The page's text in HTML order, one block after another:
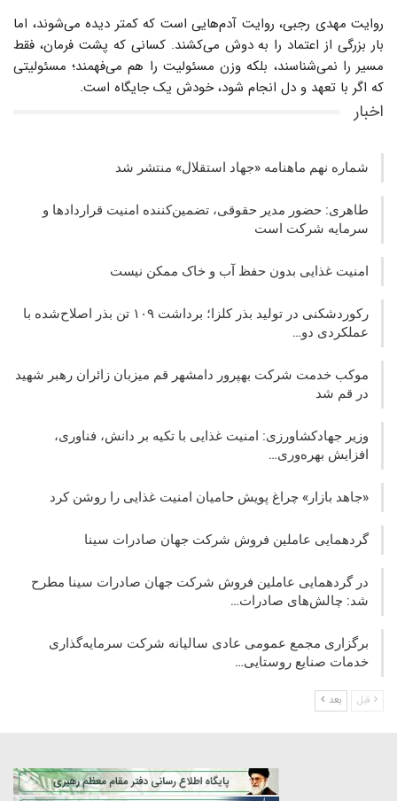
روایت مهدی رجبی، روایت آدم‌هایی است که کمتر دیده می‌شوند، اما
بار بزرگی از اعتماد را به دوش می‌کشند. کسانی که پشت فرمان، فقط
مسیر را نمی‌شناسند، بلکه وزن مسئولیت را هم می‌فهمند؛ مسئولیتی
که اگر با تعهد و دل انجام شود، خودش یک جایگاه است.
اخبار
شماره نهم ماهنامه «جهاد استقلال» منتشر شد
طاهری: حضور مدیر حقوقی، تضمین‌کننده امنیت قراردادها و
سرمایه شرکت‌ است
امنیت غذایی بدون حفظ آب و خاک ممکن نیست
رکوردشکنی در تولید بذر کلزا؛ برداشت ۱۰۹ تن بذر اصلاح‌شده با
عملکردی دو…
موکب خدمت شرکت بهپرور دامشهر قم میزبان زائران رهبر شهید
در قم شد
وزیر جهادکشاورزی: امنیت غذایی با تکیه بر دانش، فناوری،
افزایش بهره‌وری…
«جاهد بازار» چراغ پویش حامیان امنیت غذایی را روشن کرد
گردهمایی عاملین فروش شرکت جهان صادرات سینا
در گردهمایی عاملین فروش شرکت جهان صادرات سینا مطرح
شد: چالش‌های صادرات…
برگزاری مجمع عمومی عادی سالیانه شرکت سرمایه‌گذاری
خدمات صنایع روستایی…
قبل بعد